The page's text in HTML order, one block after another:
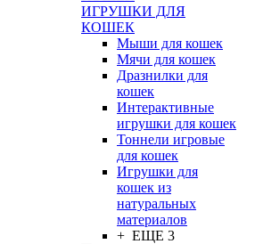
ИГРУШКИ ДЛЯ
КОШЕК
Мыши для кошек
Мячи для кошек
Дразнилки для
кошек
Интерактивные
игрушки для кошек
Тоннели игровые
для кошек
Игрушки для
кошек из
натуральных
материалов
+ ЕЩЕ 3